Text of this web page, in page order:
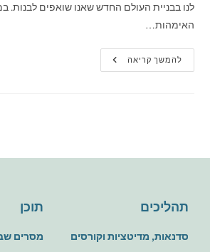
לנו בבניית העולם החדש שאנו שואפים לבנות.
האימהות…
להמשך קריאה
תהליכים
סדנאות, מדיטציות וקורסים
תוכן
מסרים